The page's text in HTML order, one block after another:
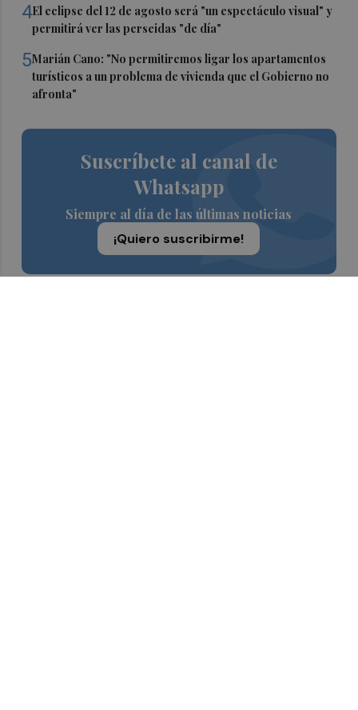
4El eclipse del 12 de agosto será "un espectáculo visual" y
permitirá ver las perseidas "de día"
5Marián Cano: "No permitiremos ligar los apartamentos
turísticos a un problema de vivienda que el Gobierno no
afronta"
Suscríbete al canal de
Whatsapp
Siempre al día de las últimas noticias
¡Quiero suscribirme!